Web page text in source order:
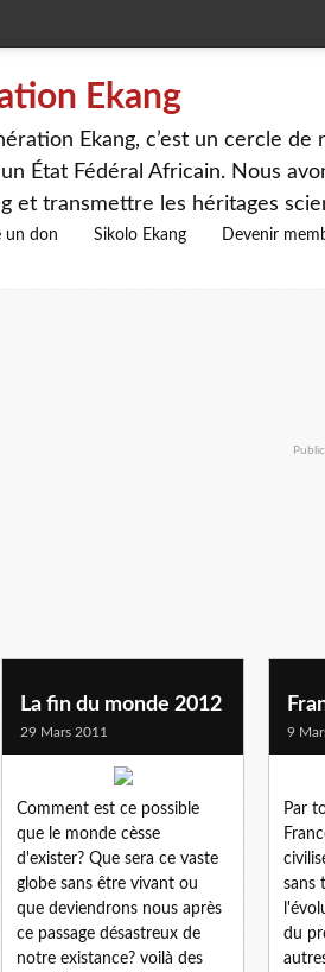
Ekang
Ekang, c’est un cercle
État Fédéral Africain. Nous
et transmettre les héritages
un don Sikolo Ekang Devenir
La fin du monde 2012
29 Mars 2011
Comment est ce possible
que le monde cèsse
d'exister? Que sera ce vaste
globe sans être vivant ou
que deviendrons nous après
ce passage désastreux de
notre existance? voilà des
9
Par
sans
du